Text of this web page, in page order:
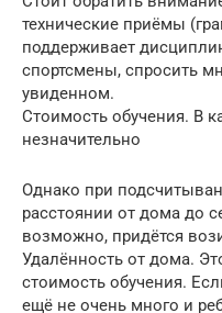
технические приёмы
поддерживает
спортсмены, спросить
увиденном.
Стоимость обучения. В
незначительно
Однако при
расстоянии от дома до
возможно, придётся
Удалённость от дома.
стоимость обучения.
ещё не очень много и